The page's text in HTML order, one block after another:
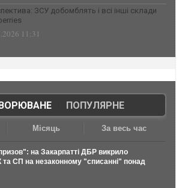
ЗСУ добомблять і всі інші склади
11:31
| ПОПУЛЯРНЕ
Місяць За весь час
на Закарпатті ДБР викрило
та СП на незаконному "списанні" понад